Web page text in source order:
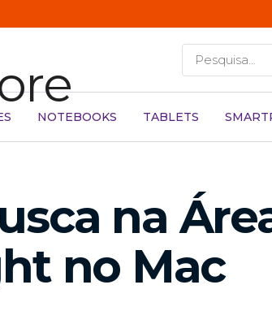
NOTEBOOKS TABLETS
na
no Mac